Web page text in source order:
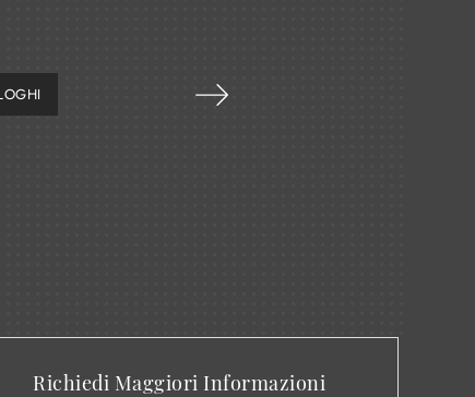
Richiedi Maggiori Informazioni